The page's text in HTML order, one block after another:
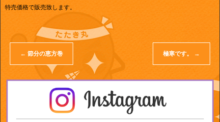
特売価格で販売致します。
← 節分の恵方巻 極寒です。 →